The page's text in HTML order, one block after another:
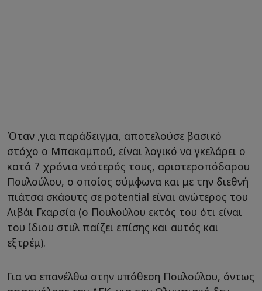
Όταν ,για παράδειγμα, αποτελούσε βασικό
στόχο ο Μπακαμπού, είναι λογικό να γκελάρει ο
κατά 7 χρόνια νεότερός τους, αριστεροπόδαρου
Πουλούλου, ο οποίος σύμφωνα και με την διεθνή
πιάτσα σκάουτς σε potential είναι ανώτερος του
Λιβάι Γκαρσία (ο Πουλούλου εκτός του ότι είναι
του ίδιου στυλ παίζει επίσης και αυτός και
εξτρέμ).
Για να επανέλθω στην υπόθεση Πουλούλου, όντως